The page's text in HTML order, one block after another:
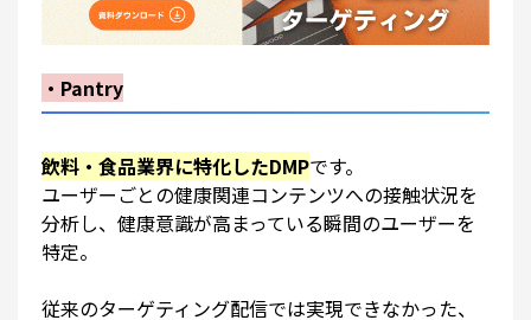
・Pantry
飲料・食品業界に特化したDMPです。
ユーザーごとの健康関連コンテンツへの接触状況を
分析し、健康意識が高まっている瞬間のユーザーを
特定。
従来のターゲティング配信では実現できなかった、